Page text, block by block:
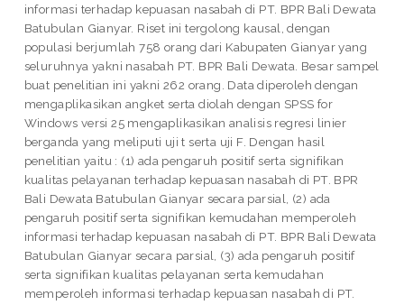
informasi terhadap kepuasan nasabah di PT. BPR Bali Dewata
Batubulan Gianyar. Riset ini tergolong kausal, dengan
populasi berjumlah 758 orang dari Kabupaten Gianyar yang
seluruhnya yakni nasabah PT. BPR Bali Dewata. Besar sampel
buat penelitian ini yakni 262 orang. Data diperoleh dengan
mengaplikasikan angket serta diolah dengan SPSS for
Windows versi 25 mengaplikasikan analisis regresi linier
berganda yang meliputi uji t serta uji F. Dengan hasil
penelitian yaitu : (1) ada pengaruh positif serta signifikan
kualitas pelayanan terhadap kepuasan nasabah di PT. BPR
Bali Dewata Batubulan Gianyar secara parsial, (2) ada
pengaruh positif serta signifikan kemudahan memperoleh
informasi terhadap kepuasan nasabah di PT. BPR Bali Dewata
Batubulan Gianyar secara parsial, (3) ada pengaruh positif
serta signifikan kualitas pelayanan serta kemudahan
memperoleh informasi terhadap kepuasan nasabah di PT.